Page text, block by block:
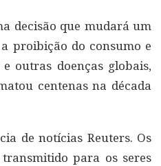
decisão que mudará um
proibição do consumo e
outras doenças globais,
centenas na década
de notícias Reuters. Os
para os seres